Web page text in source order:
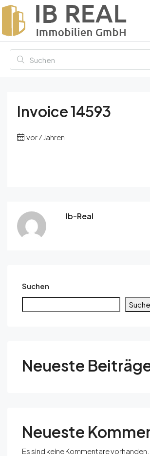
Invoice 14593
vor 7 Jahren
Ib-Real
Suchen
Neueste
Neueste
Es sind keine Kommentare vorhanden.